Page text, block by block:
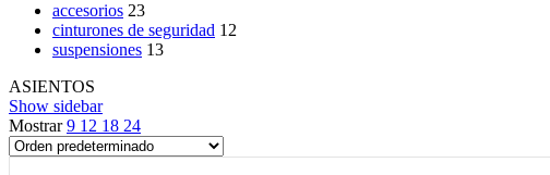
accesorios 23
cinturones de seguridad 12
suspensiones 13
ASIENTOS
Show sidebar
Mostrar9 12 18 24